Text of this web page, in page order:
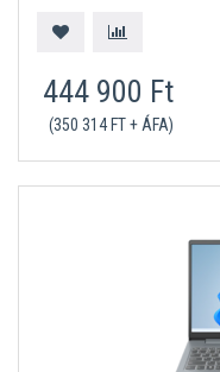
444 900 Ft
(350 314 FT + ÁFA)